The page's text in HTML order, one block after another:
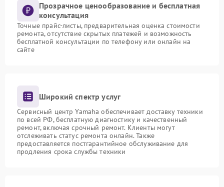
Прозрачное ценообразование и бесплатная
консультация
Точные прайс-листы, предварительная оценка стоимости
ремонта, отсутствие скрытых платежей и возможность
бесплатной консультации по телефону или онлайн на
сайте
Широкий спектр услуг
Сервисный центр Yamaha обеспечивает доставку техники
по всей РФ, бесплатную диагностику и качественный
ремонт, включая срочный ремонт. Клиенты могут
отслеживать статус ремонта онлайн. Также
предоставляется постгарантийное обслуживание для
продления срока службы техники